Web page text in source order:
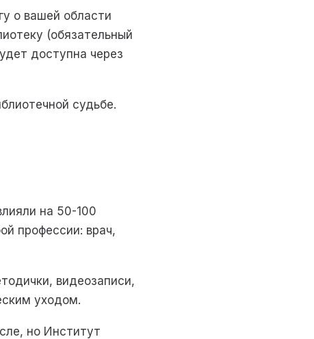
о вашей области
(обязательный
доступна через
судьбе.
на 50-100
профессии: врач,
видеозаписи,
уходом.
но Институт